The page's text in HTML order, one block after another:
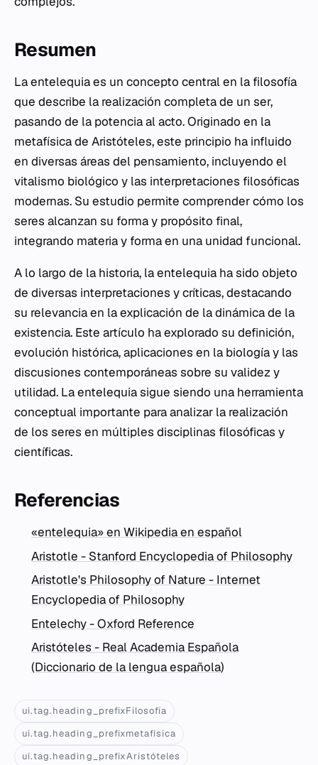
Resumen
La entelequia es un concepto central en la filosofía
que describe la realización completa de un ser,
pasando de la potencia al acto. Originado en la
metafísica de Aristóteles, este principio ha influido
en diversas áreas del pensamiento, incluyendo el
vitalismo biológico y las interpretaciones filosóficas
modernas. Su estudio permite comprender cómo los
seres alcanzan su forma y propósito final,
integrando materia y forma en una unidad funcional.
A lo largo de la historia, la entelequia ha sido objeto
de diversas interpretaciones y críticas, destacando
su relevancia en la explicación de la dinámica de la
existencia. Este artículo ha explorado su definición,
evolución histórica, aplicaciones en la biología y las
discusiones contemporáneas sobre su validez y
utilidad. La entelequia sigue siendo una herramienta
conceptual importante para analizar la realización
de los seres en múltiples disciplinas filosóficas y
científicas.
Referencias
«entelequia» en Wikipedia en español
Aristotle - Stanford Encyclopedia of Philosophy
Aristotle's Philosophy of Nature - Internet
Encyclopedia of Philosophy
Entelechy - Oxford Reference
Aristóteles - Real Academia Española
(Diccionario de la lengua española)
ui.tag.heading_prefixFilosofía
ui.tag.heading_prefixmetafísica
ui.tag.heading_prefixAristóteles